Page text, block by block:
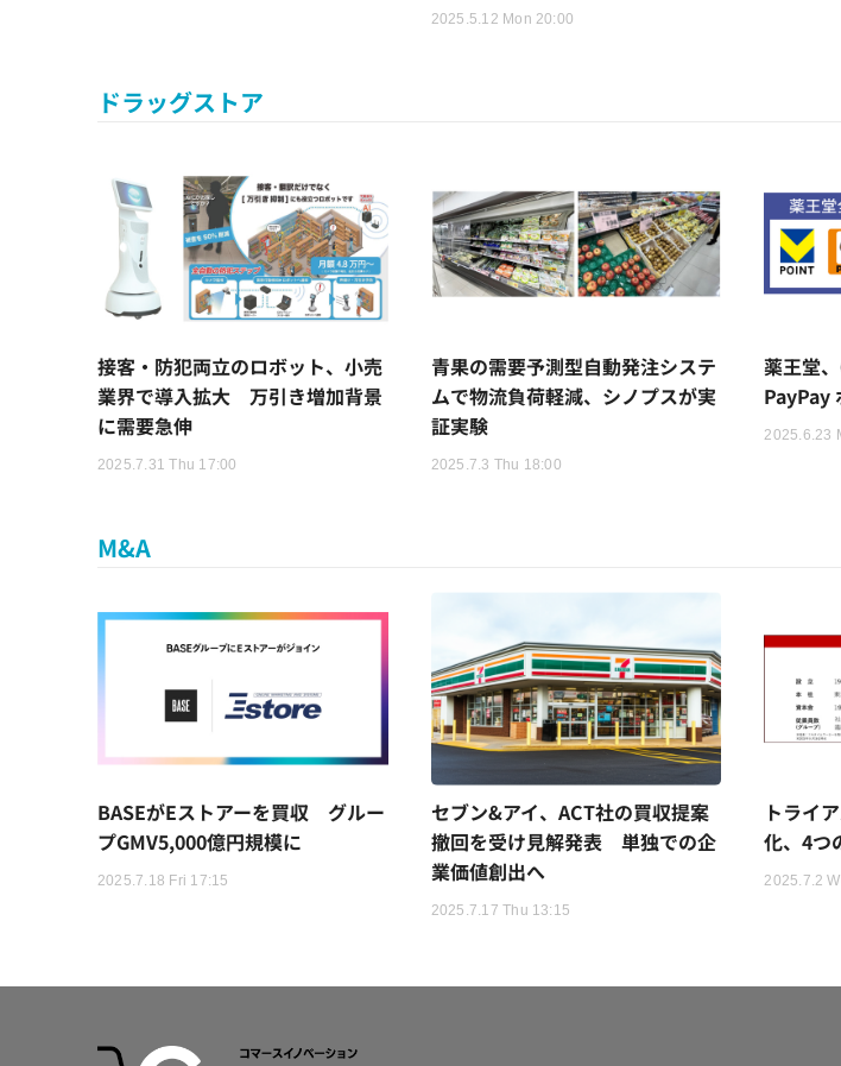
2025.5.12 Mon 20:00
ドラッグストア
接客・防犯両立のロボット、小売
業界で導入拡大 万引き増加背景
に需要急伸
2025.7.31 Thu 17:00
青果の需要予測型自動発注システ
ムで物流負荷軽減、シノプスが実
証実験
2025.7.3 Thu 18:00
薬王堂
PayPay
2025.6.23
M&A
BASEがEストアーを買収 グルー
プGMV5,000億円規模に
2025.7.18 Fri 17:15
セブン&アイ、ACT社の買収提案
撤回を受け見解発表 単独での企
業価値創出へ
2025.7.17 Thu 13:15
トライ
化、4つ
2025.7.2